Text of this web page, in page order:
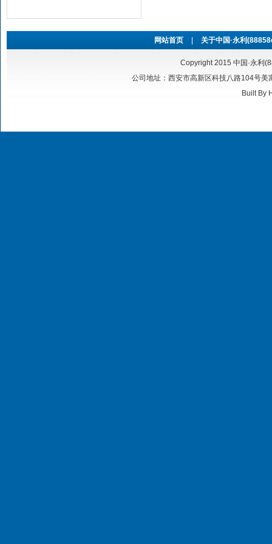
网站首页 关于中国·永利
Copyright 2015 中国·永利
公司地址：西安市高新区科技八路104号
Built By